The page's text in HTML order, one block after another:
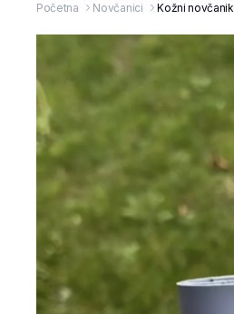
Početna Novčanici Kožni